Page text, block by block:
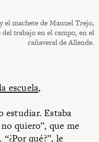
el machete de Manuel Trejo,
trabajo en el campo, en el
cañaveral de Allende.
escuela,
estudiar. Estaba
quiero”, que me
qué?”, le